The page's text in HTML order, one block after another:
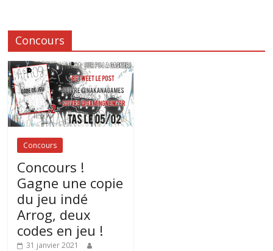
Concours
Concours
Concours !
Gagne une copie
du jeu indé
Arrog, deux
codes en jeu !
31 janvier 2021